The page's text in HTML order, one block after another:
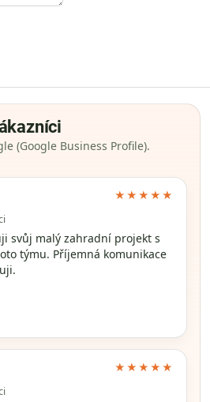
(Google Business Profile).
★★★★★
svůj malý zahradní projekt s
týmu. Příjemná komunikace
★★★★★